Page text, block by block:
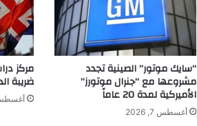
ا
ا
ح
ق
ي
ق
ي
“سايك موتور” الصينية تجدد
مشروعها مع “جنرال موتورز”
الأميركية لمدة 20 عاماً
أغسطس 7, 2026
مركز
ضريبة
أغسطس 7,